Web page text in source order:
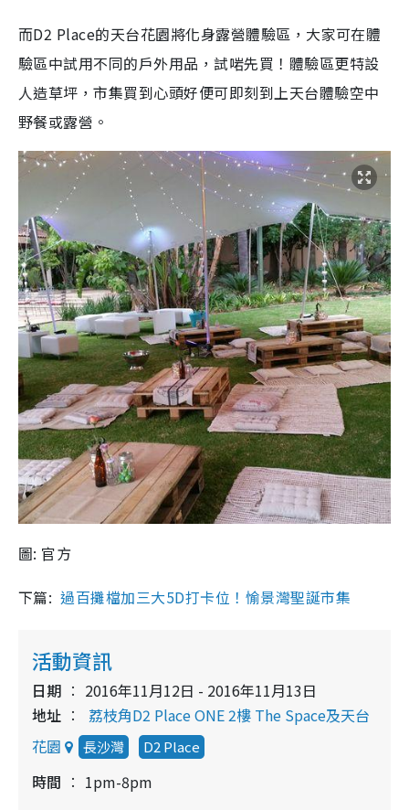
而D2 Place的天台花園將化身露營體驗區，大家可在體
驗區中試用不同的戶外用品，試啱先買！體驗區更特設
人造草坪，市集買到心頭好便可即刻到上天台體驗空中
野餐或露營。
圖: 官方
下篇:過百攤檔加三大5D打卡位！愉景灣聖誕市集
活動資訊
日期
2016年11月12日 - 2016年11月13日
地址
荔枝角D2 Place ONE 2樓 The Space及天台
花園
長沙灣 D2 Place
時間 1pm-8pm